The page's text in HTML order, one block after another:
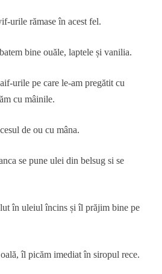
urile rămase în acest fel.
bine ouăle, laptele și vanilia.
urile pe care le-am pregătit cu
cu mâinile.
de ou cu mâna.
se pune ulei din belsug si se
în uleiul încins și îl prăjim bine pe
îl picăm imediat în siropul rece.